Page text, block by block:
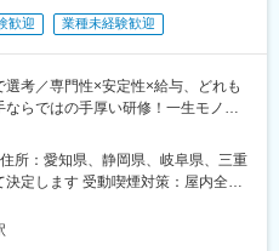
のプロジェクトに配属される『コン
など専門性を深めるキャリアや、マ
なキャリアパスが可能。実際に社
している社員も多数います。
、プロジェクトによる）：入社オリ
という当社オリジナルの教育システ
ェネラル）MRとして基礎を身に着
指していただくことも可能です。
制：プロジェクトマネージャー、
動をフォローします。定期的な連絡
早くバックアップに入るなど、MR
のサポート体制を整えています。
歓迎 業種未経験歓迎
選考／専門性×安定性×給与、どれも
らではの手厚い研修！一生モノの
る専門資格を取得して活動する営業
国内医薬品メーカーにて、医薬品の
所：愛知県、静岡県、岐阜県、三重
定します 受動喫煙対策：屋内全面
：東京都港区高輪4-10-18 京急第1
品川駅受動喫煙対策：屋内全面禁煙